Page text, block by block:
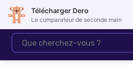
Télécharger Dero
Le comparateur de seconde main